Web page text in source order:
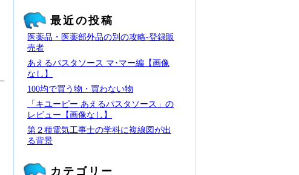
最近の投稿
医薬品・医薬部外品の別の攻略‐登録販
売者
あえるパスタソース マ･マー編【画像
なし】
100均で買う物・買わない物
「キユーピー あえるパスタソース」の
レビュー【画像なし】
第２種電気工事士の学科に複線図が出
る背景
カテゴリー